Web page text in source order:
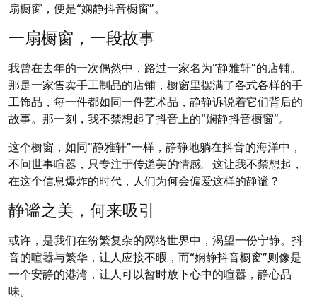
扇橱窗，便是“娴静抖音橱窗”。
一扇橱窗，一段故事
我曾在去年的一次偶然中，路过一家名为“静雅轩”的店铺。
那是一家售卖手工制品的店铺，橱窗里摆满了各式各样的手
工饰品，每一件都如同一件艺术品，静静诉说着它们背后的
故事。那一刻，我不禁想起了抖音上的“娴静抖音橱窗”。
这个橱窗，如同“静雅轩”一样，静静地躺在抖音的海洋中，
不问世事喧嚣，只专注于传递美的情感。这让我不禁想起，
在这个信息爆炸的时代，人们为何会偏爱这样的静谧？
静谧之美，何来吸引
或许，是我们在纷繁复杂的网络世界中，渴望一份宁静。抖
音的喧嚣与繁华，让人应接不暇，而“娴静抖音橱窗”则像是
一个安静的港湾，让人可以暂时放下心中的喧嚣，静心品
味。